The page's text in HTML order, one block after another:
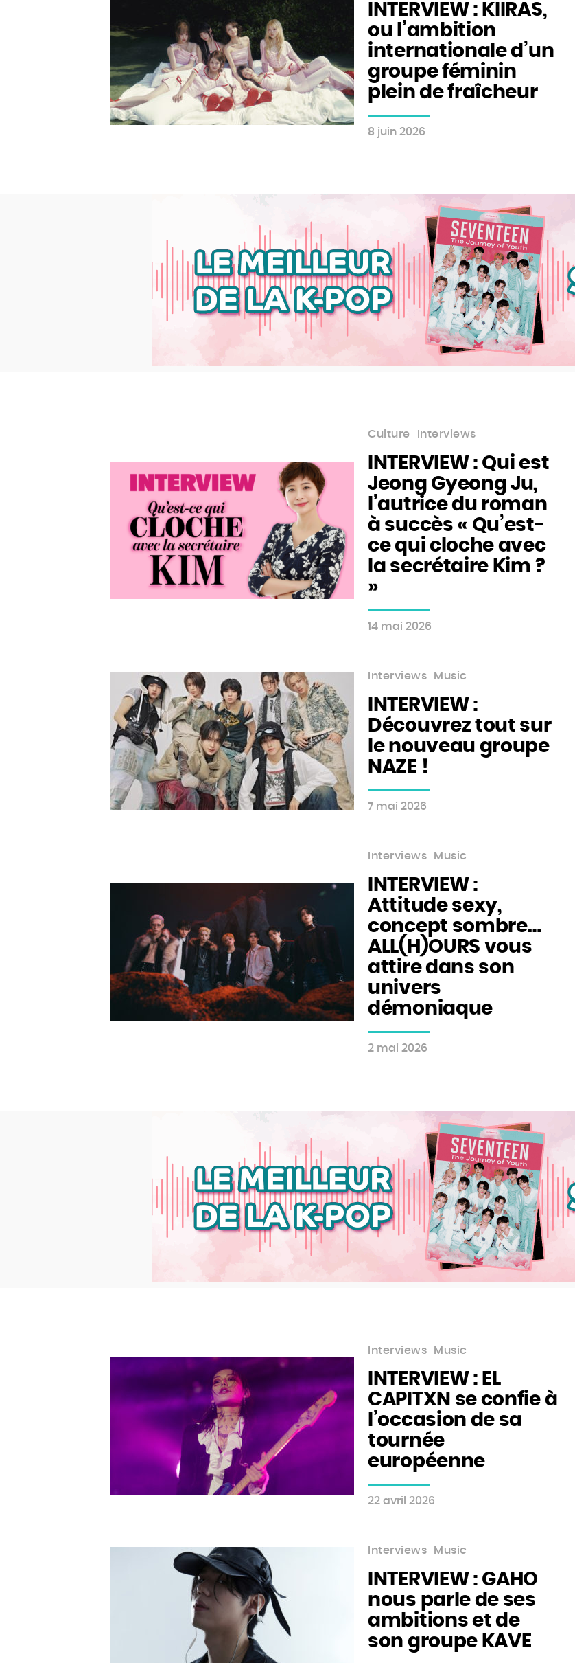
INTERVIEW : KIIRAS,
ou l’ambition
internationale d’un
groupe féminin
plein de fraîcheur
8 juin 2026
Culture Interviews
INTERVIEW : Qui est
Jeong Gyeong Ju,
l’autrice du roman
à succès « Qu’est-
ce qui cloche avec
la secrétaire Kim ?
»
14 mai 2026
Interviews Music
INTERVIEW :
Découvrez tout sur
le nouveau groupe
NAZE !
7 mai 2026
Interviews Music
INTERVIEW :
Attitude sexy,
concept sombre…
ALL(H)OURS vous
attire dans son
univers
démoniaque
2 mai 2026
Interviews Music
INTERVIEW : EL
CAPITXN se confie à
l’occasion de sa
tournée
européenne
22 avril 2026
Interviews Music
INTERVIEW : GAHO
nous parle de ses
ambitions et de
son groupe KAVE